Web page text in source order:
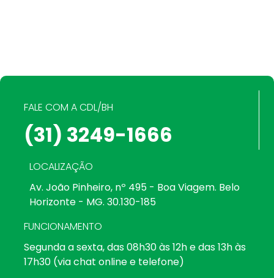
FALE COM A CDL/BH
(31) 3249-1666
LOCALIZAÇÃO
Av. João Pinheiro, nº 495 - Boa Viagem. Belo
Horizonte - MG. 30.130-185
FUNCIONAMENTO
Segunda a sexta, das 08h30 às 12h e das 13h às
17h30 (via chat online e telefone)